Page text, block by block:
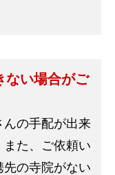
ない場合がご
の手配が出来
た、ご依頼い
の寺院がない